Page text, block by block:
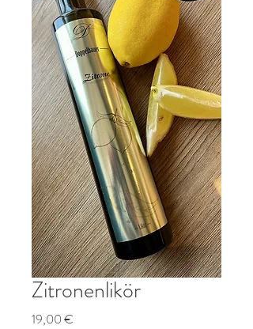
Zitronenlikör
19,00 €